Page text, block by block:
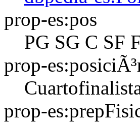
prop-es:pos
PG SG C SF
prop-
prop-